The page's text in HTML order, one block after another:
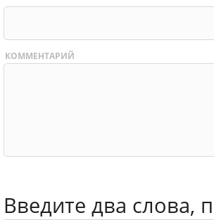
КОММЕНТАРИЙ
Введите два слова,